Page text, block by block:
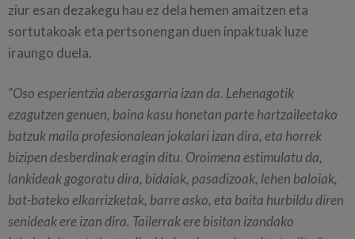
ziur esan dezakegu hau ez dela hemen amaitzen eta
sortutakoak eta pertsonengan duen inpaktuak luze
iraungo duela.
“Oso esperientzia aberasgarria izan da. Lehenagotik
ezagutzen genuen, baina kasu honetan parte hartzaileetako
batzuk maila profesionalean jokalari izan dira, eta horrek
bizipen desberdinak eragin ditu. Oroimena estimulatu da,
lankideak gogoratu dira, bidaiak, pasadizoak, lehen baloiak,
bat-bateko elkarrizketak, barre asko, eta baita hurbildu diren
senideak ere izan dira. Tailerrak ere bisitan izandako